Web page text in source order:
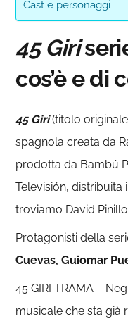
Cast e personaggi
45 Giri
cos’è e di
45 Giri (titolo
spagnola creata da
prodotta da Bambú
Televisión, distribuita
troviamo David
Protagonisti della
Cuevas, Guiomar
45 GIRI TRAMA –
musicale che sta già